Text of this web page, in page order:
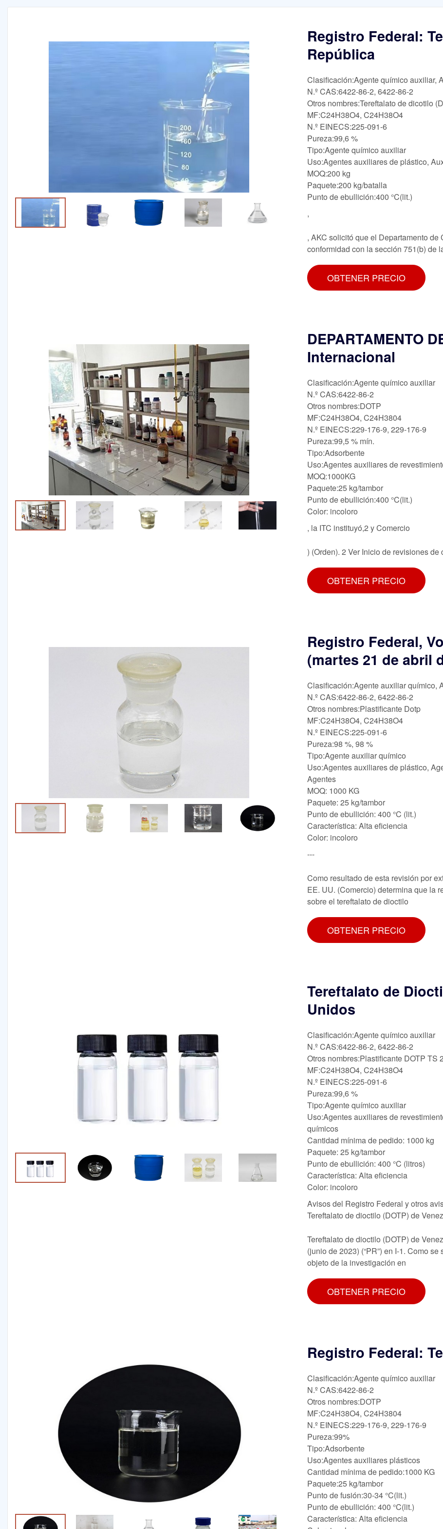
Registro Federal:
República
Clasificación:Agente químico auxiliar,
N.º CAS:6422-86-2, 6422-86-2
Otros nombres:Tereftalato de dicotilo
MF:C24H38O4, C24H38O4
N.º EINECS:225-091-6
Pureza:99,6 %
Tipo:Agente químico auxiliar
Uso:Agentes auxiliares de plástico,
MOQ:200 kg
Paquete:200 kg/batalla
Punto de ebullición:400 °C(lit.)
,
, AKC solicitó que el Departamento
conformidad con la sección 751(b) de
OBTENER PRECIO
DEPARTAMENTO
Internacional
Clasificación:Agente químico auxiliar
N.º CAS:6422-86-2
Otros nombres:DOTP
MF:C24H38O4, C24H3804
N.º EINECS:229-176-9, 229-176-9
Pureza:99,5 % mín.
Tipo:Adsorbente
Uso:Agentes auxiliares de
MOQ:1000KG
Paquete:25 kg/tambor
Punto de ebullición:400 °C(lit.)
Color: incoloro
, la ITC instituyó,2 y Comercio
) (Orden). 2 Ver Inicio de revisiones
OBTENER PRECIO
Registro Federal,
(martes 21 de abril
Clasificación:Agente auxiliar químico,
N.º CAS:6422-86-2, 6422-86-2
Otros nombres:Plastificante Dotp
MF:C24H38O4, C24H38O4
N.º EINECS:225-091-6
Pureza:98 %, 98 %
Tipo:Agente auxiliar químico
Uso:Agentes auxiliares de plástico,
Agentes
MOQ: 1000 KG
Paquete: 25 kg/tambor
Punto de ebullición: 400 °C (lit.)
Característica: Alta eficiencia
Color: incoloro
---
Como resultado de esta revisión por
EE. UU. (Comercio) determina que la
sobre el tereftalato de dioctilo
OBTENER PRECIO
Tereftalato de
Unidos
Clasificación:Agente químico auxiliar
N.º CAS:6422-86-2, 6422-86-2
Otros nombres:Plastificante DOTP TS
MF:C24H38O4, C24H38O4
N.º EINECS:225-091-6
Pureza:99,6 %
Tipo:Agente químico auxiliar
Uso:Agentes auxiliares de
químicos
Cantidad mínima de pedido: 1000 kg
Paquete: 25 kg/tambor
Punto de ebullición: 400 °C (litros)
Característica: Alta eficiencia
Color: incoloro
Avisos del Registro Federal y otros
Tereftalato de dioctilo (DOTP) de
Tereftalato de dioctilo (DOTP) de
(junio de 2023) (“PR”) en I-1. Como
objeto de la investigación en
OBTENER PRECIO
Registro Federal:
Clasificación:Agente químico auxiliar
N.º CAS:6422-86-2
Otros nombres:DOTP
MF:C24H38O4, C24H3804
N.º EINECS:229-176-9, 229-176-9
Pureza:99%
Tipo:Adsorbente
Uso:Agentes auxiliares plásticos
Cantidad mínima de pedido:1000 KG
Paquete:25 kg/tambor
Punto de fusión:30-34 °C(lit.)
Punto de ebullición: 400 °C(lit.)
Característica: Alta eficiencia